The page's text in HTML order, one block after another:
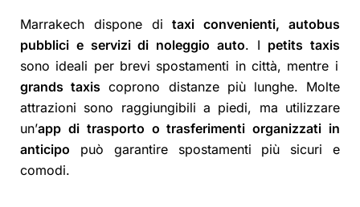
Marrakech dispone ditaxi convenienti, autobus
pubblici e servizi di noleggio auto. I petits taxis
sono ideali per brevi spostamenti in città, mentre i
grands taxis coprono distanze più lunghe. Molte
attrazioni sono raggiungibili a piedi, ma utilizzare
un’app di trasporto o trasferimenti organizzati in
anticipo può garantire spostamenti più sicuri e
comodi.